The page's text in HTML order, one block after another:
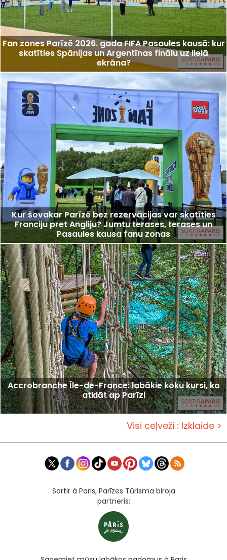
Fan zones Parīzē 2026. gada FIFA Pasaules kausā: kur
skatīties Spānijas un Argentīnas finālu uz lielā
ekrāna?
Kur šovakar Parīzē bez rezervācijas var skatīties
Franciju pret Angliju? Jumtu terases, terases un
Pasaules kausa fanu zonas
Accrobranche Île-de-France: labākie koku kursi, ko
atklāt ap Parīzi
Visi ceļveži : Izklaide >
Sortir à Paris, Parīzes Tūrisma biroja
partneris: